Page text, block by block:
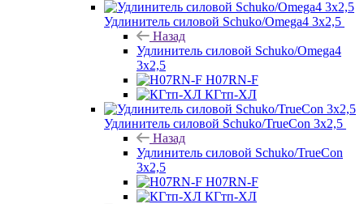
Удлинитель силовой Schuko/Omega4 3х2,5
Назад
Удлинитель силовой Schuko/Omega4
3х2,5
H07RN-F
КГтп-ХЛ
Удлинитель силовой Schuko/TrueCon 3х2,5
Назад
Удлинитель силовой Schuko/TrueCon
3х2,5
H07RN-F
КГтп-ХЛ